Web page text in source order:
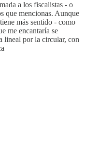
a los fiscalistas - o
que mencionas. Aunque
más sentido - como
me encantaría se
lineal por la circular, con